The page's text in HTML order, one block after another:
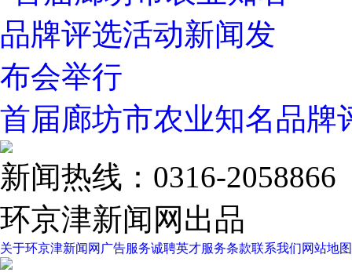
首届廊坊市农业知名品牌
新闻热线：0316-2058866
环京津新闻网出品
关于环京津新闻网 广告服务诚聘英才服务条款联系我们网站地图